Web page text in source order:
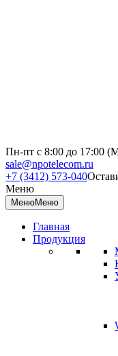
Пн-пт с 8:00 до 17:00
sale@npotelecom.ru
+7 (3412) 573-040
Меню
МенюМеню
Главная
Продукция